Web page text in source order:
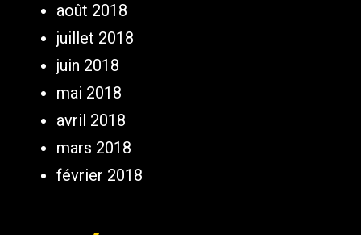
août 2018
juillet 2018
juin 2018
mai 2018
avril 2018
mars 2018
février 2018